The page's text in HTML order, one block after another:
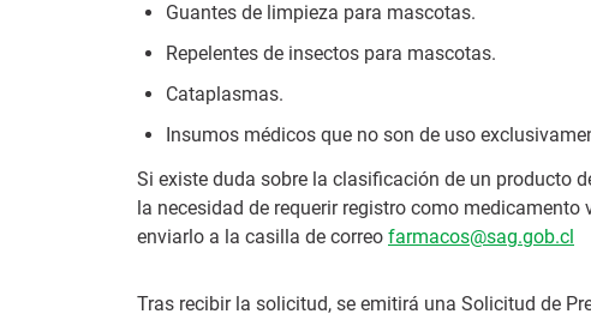
Guantes de limpieza para mascotas.
Repelentes de insectos para mascotas.
Cataplasmas.
Insumos médicos que no son de uso
Si existe duda sobre la clasificación de un producto
la necesidad de requerir registro como
enviarlo a la casilla de correo farmacos@sag.gob.cl
Tras recibir la solicitud, se emitirá una Solicitud de